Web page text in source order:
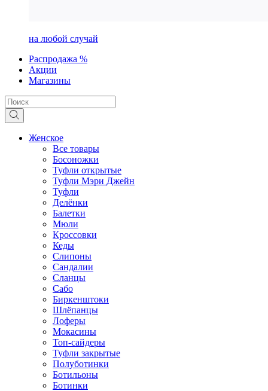
на любой случай
Распродажа %
Акции
Магазины
Женское
Все товары
Босоножки
Туфли открытые
Туфли Мэри Джейн
Туфли
Делёнки
Балетки
Мюли
Кроссовки
Кеды
Слипоны
Сандалии
Сланцы
Сабо
Биркенштоки
Шлёпанцы
Лоферы
Мокасины
Топ-сайдеры
Туфли закрытые
Полуботинки
Ботильоны
Ботинки